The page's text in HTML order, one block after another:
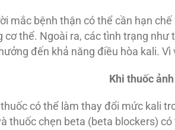
mắc bệnh thận có thể cần hạn
cơ thể. Ngoài ra, các tình trạng
đến khả năng điều hòa kali.
Khi thuốc
có thể làm thay đổi mức kali
thuốc chẹn beta (beta blockers)